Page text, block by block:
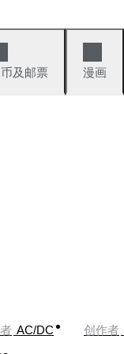
及邮票 漫画
AC/DC 创作者